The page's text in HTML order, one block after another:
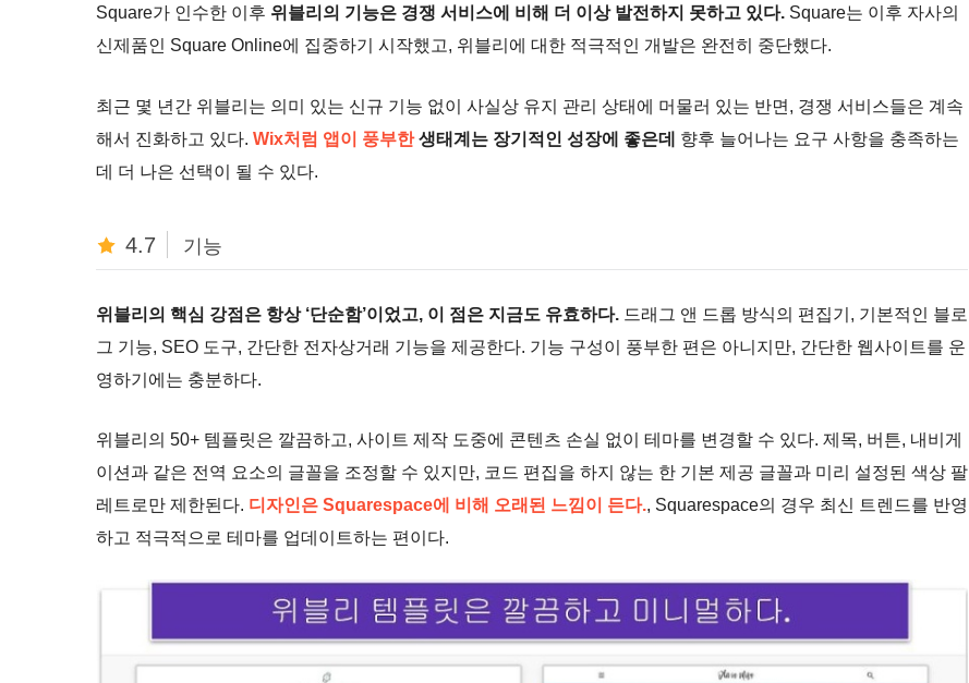
Square가 인수한 이후 위블리의 기능은 경쟁 서비스에 비해 더 이상 발전하지 못하고 있다. Square는 이후 자사의
신제품인 Square Online에 집중하기 시작했고, 위블리에 대한 적극적인 개발은 완전히 중단했다.
최근 몇 년간 위블리는 의미 있는 신규 기능 없이 사실상 유지 관리 상태에 머물러 있는 반면, 경쟁 서비스들은 계속
해서 진화하고 있다. Wix처럼 앱이 풍부한생태계는 장기적인 성장에 좋은데 향후 늘어나는 요구 사항을 충족하는
데 더 나은 선택이 될 수 있다.
4.7 기능
위블리의 핵심 강점은 항상 ‘단순함’이었고, 이 점은 지금도 유효하다. 드래그 앤 드롭 방식의 편집기, 기본적인 블로
그 기능, SEO 도구, 간단한 전자상거래 기능을 제공한다. 기능 구성이 풍부한 편은 아니지만, 간단한 웹사이트를 운
영하기에는 충분하다.
위블리의 50+ 템플릿은 깔끔하고, 사이트 제작 도중에 콘텐츠 손실 없이 테마를 변경할 수 있다. 제목, 버튼, 내비게
이션과 같은 전역 요소의 글꼴을 조정할 수 있지만, 코드 편집을 하지 않는 한 기본 제공 글꼴과 미리 설정된 색상 팔
레트로만 제한된다. 디자인은 Squarespace에 비해 오래된 느낌이 든다., Squarespace의 경우 최신 트렌드를 반영
하고 적극적으로 테마를 업데이트하는 편이다.